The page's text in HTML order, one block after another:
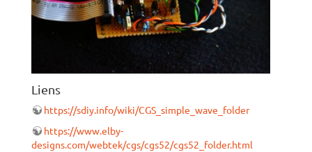
Liens
https://sdiy.info/wiki/CGS_simple_wave_folder
https://www.elby-
designs.com/webtek/cgs/cgs52/cgs52_folder.html